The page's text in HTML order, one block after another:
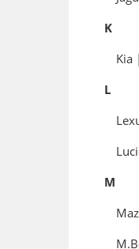
K
Kia
L
M